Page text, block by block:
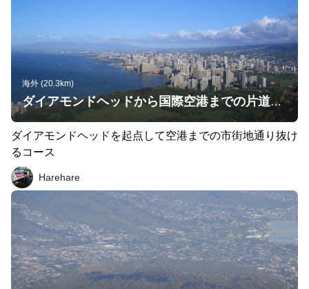
海外 (20.3km)
ダイアモンドヘッドから国際空港までの片道コース
ダイアモンドヘッドを起点して空港までの市街地通り抜け
るコース
Harehare